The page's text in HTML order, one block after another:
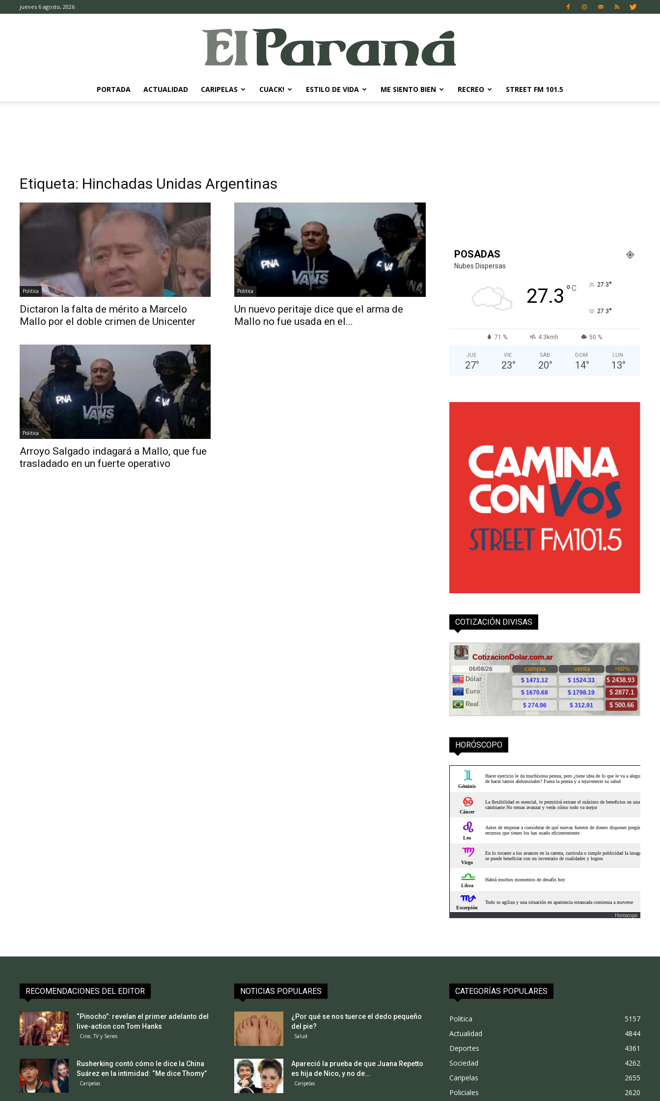
jueves 6 agosto, 2026
PORTADA ACTUALIDAD CARIPELAS CUACK! ESTILO DE VIDA ME SIENTO BIEN RECREO STREET FM 101.5
Etiqueta: Hinchadas Unidas Argentinas
Politica
Dictaron la falta de mérito a Marcelo
Mallo por el doble crimen de Unicenter
Politica
Un nuevo peritaje dice que el arma de
Mallo no fue usada en el...
Politica
Arroyo Salgado indagará a Mallo, que fue
trasladado en un fuerte operativo
POSADAS
Nubes Dispersas
27.3 °C 27.3°
27.3°
71 % 4.3kmh 50 %
JUE
27°
VIE
23°
SÁB
20°
DOM
14°
LUN
13°
COTIZACIÓN DIVISAS
HORÓSCOPO
Horoscopo
RECOMENDACIONES DEL EDITOR
“Pinocho”: revelan el primer adelanto del
live-action con Tom Hanks
Cine, TV y Series
Rusherking contó cómo le dice la China
Suárez en la intimidad: “Me dice Thomy”
Caripelas
NOTICIAS POPULARES
¿Por qué se nos tuerce el dedo pequeño
del pie?
Salud
Apareció la prueba de que Juana Repetto
es hija de Nico, y no de...
Caripelas
CATEGORÍAS POPULARES
Politica
5157
Actualidad
4844
Deportes
4361
Sociedad
4262
Caripelas
2655
Policiales
2620